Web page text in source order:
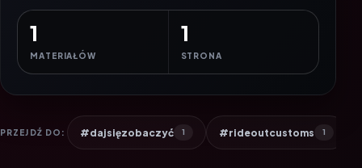
1
MATERIAŁÓW
1
STRONA
PRZEJDŹ DO: #dajsięzobaczyć 1 #rideoutcustoms 1